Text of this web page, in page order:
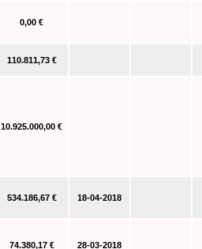
0,00 €
110.811,73 €
10.925.000,00 €
534.186,67 € 18-04-2018
74.380,17 € 28-03-2018